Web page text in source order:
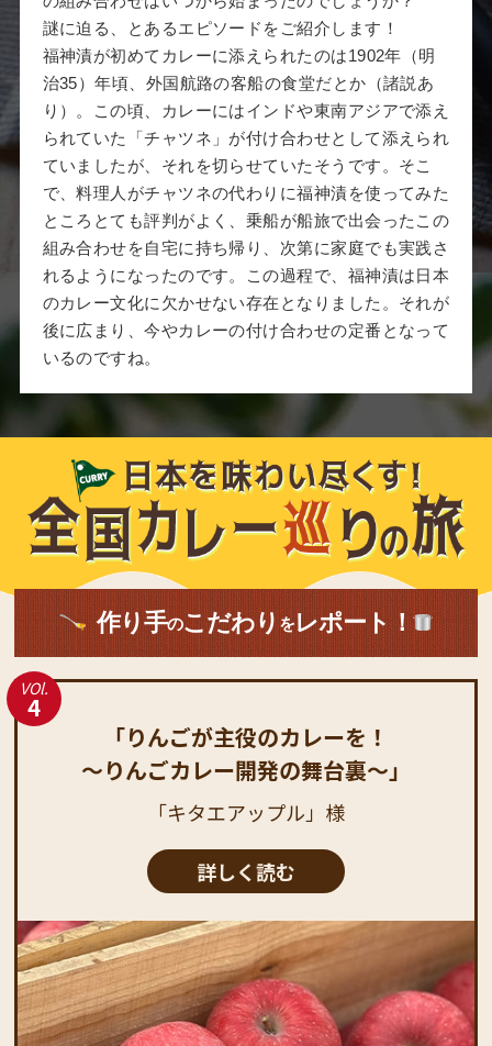
謎に迫る、とあるエピソードをご紹介します！
福神漬が初めてカレーに添えられたのは1902年（明
治35）年頃、外国航路の客船の食堂だとか（諸説あ
り）。この頃、カレーにはインドや東南アジアで添え
られていた「チャツネ」が付け合わせとして添えられ
ていましたが、それを切らせていたそうです。そこ
で、料理人がチャツネの代わりに福神漬を使ってみた
ところとても評判がよく、乗船が船旅で出会ったこの
組み合わせを自宅に持ち帰り、次第に家庭でも実践さ
れるようになったのです。この過程で、福神漬は日本
のカレー文化に欠かせない存在となりました。それが
後に広まり、今やカレーの付け合わせの定番となって
いるのですね。
作り手のこだわり をレポート！
VOl.
4
「りんごが主役のカレーを！
～りんごカレー開発の舞台裏～」
「キタエアップル」様
詳しく読む